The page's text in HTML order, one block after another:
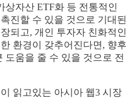
상자산 ETF화 등 전통적인
진할 수 있을 것으로 기대된
되고, 개인 투자자 친화적인
환경이 갖추어진다면, 향후
도움을 줄 수 있을 것으로 전
읽고있는 아시아 웹3 시장